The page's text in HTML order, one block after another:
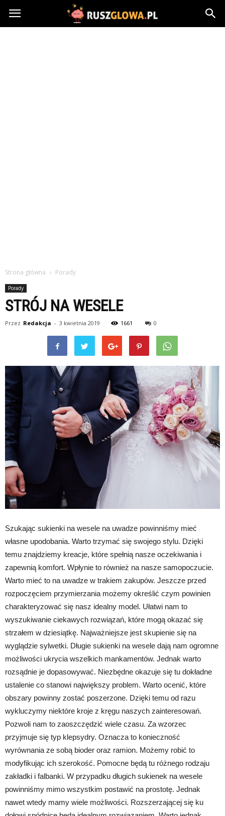
Ruszglowa.pl
Strona główna Porady
Porady
STRÓJ NA WESELE
Przez Redakcja - 3 kwietnia 2019 1661 0
Szukając sukienki na wesele na uwadze powinniśmy mieć
własne upodobania. Warto trzymać się swojego stylu. Dzięki
temu znajdziemy kreacje, które spełnią nasze oczekiwania i
zapewnią komfort. Wpłynie to również na nasze samopoczucie.
Warto mieć to na uwadze w trakiem zakupów. Jeszcze przed
rozpoczęciem przymierzania możemy określić czym powinien
charakteryzować się nasz idealny model. Ułatwi nam to
wyszukiwanie ciekawych rozwiązań, które mogą okazać się
strzałem w dziesiątkę. Najważniejsze jest skupienie się na
wyglądzie sylwetki. Długie sukienki na wesele dają nam ogromne
możliwości ukrycia wszelkich mankamentów. Jednak warto
rozsądnie je dopasowywać. Niezbędne okazuje się tu dokładne
ustalenie co stanowi największy problem. Warto ocenić, które
obszary powinny zostać poszerzone. Dzięki temu od razu
wykluczymy niektóre kroje z kręgu naszych zainteresowań.
Pozwoli nam to zaoszczędzić wiele czasu. Za wzorzec
przyjmuje się typ klepsydry. Oznacza to konieczność
wyrównania ze sobą bioder oraz ramion. Możemy robić to
modyfikując ich szerokość. Pomocne będą tu różnego rodzaju
zakładki i falbanki. W przypadku długich sukienek na wesele
powinniśmy mimo wszystkim postawić na prostotę. Jednak
nawet wtedy mamy wiele możliwości. Rozszerzającej się ku